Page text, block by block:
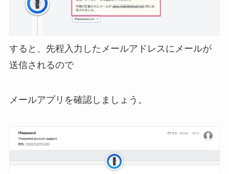
すると、先程入力したメールアドレスにメールが
送信されるので
メールアプリを確認しましょう。